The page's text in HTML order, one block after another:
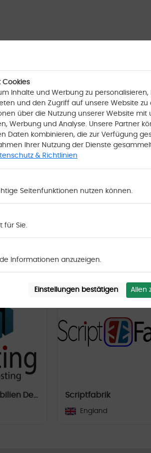
Alle Kategorien anzeigen
Camping
Hardware
Fa. Zankoo.de Immobilien Demo-Makler Scriptfabrik
England
Cookies
Inhalte und Werbung zu personalisieren,
und den Zugriff auf unsere Website zu
über die Nutzung unserer Website mit
Werbung und Analyse. Unsere Partner
Daten kombinieren, die zur Verfügung
Ihrer Nutzung der Dienste
& Richtlinien
Seitenfunktionen nutzen können.
für Sie.
Informationen anzuzeigen.
Einstellungen bestätigen Allen